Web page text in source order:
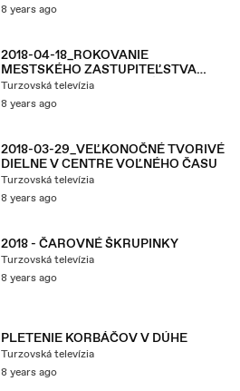
8 years ago
2018-04-18_ROKOVANIE
MESTSKÉHO ZASTUPITEĽSTVA
BUDE V STREDU 25. APRÍLA
Turzovská televízia
8 years ago
2018-03-29_VEĽKONOČNÉ TVORIVÉ
DIELNE V CENTRE VOĽNÉHO ČASU
Turzovská televízia
8 years ago
2018 - ČAROVNÉ ŠKRUPINKY
Turzovská televízia
8 years ago
PLETENIE KORBÁČOV V DÚHE
Turzovská televízia
8 years ago